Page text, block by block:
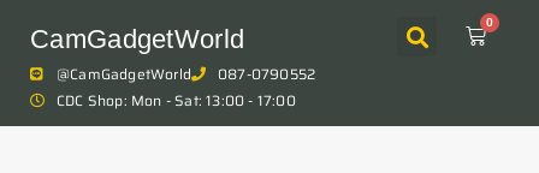
CamGadgetWorld
0
@CamGadgetWorld
087-0790552
CDC Shop: Mon - Sat: 13:00 - 17:00